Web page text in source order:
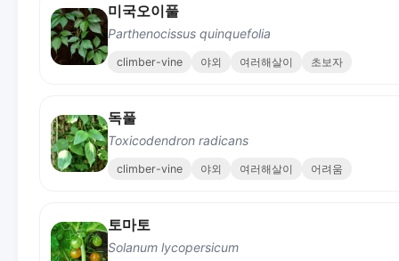
미국오이풀
Parthenocissus quinquefolia
climber-vine 야외 여러해살이 초보자
독풀
Toxicodendron radicans
climber-vine 야외 여러해살이 어려움
토마토
Solanum lycopersicum